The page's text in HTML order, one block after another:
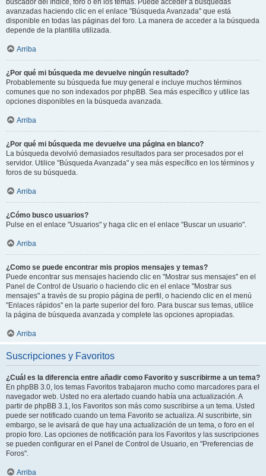
buscador del índice, foro o en los temas. Puede acceder a búsquedas
avanzadas haciendo clic en el enlace "Búsqueda Avanzada" que está
disponible en todas las páginas del foro. La manera de acceder a la búsqueda
depende de la plantilla utilizada.
Arriba
¿Por qué mi búsqueda me devuelve ningún resultado?
Probablemente su búsqueda fue muy general e incluye muchos términos
comunes que no son indexados por phpBB. Sea más específico y utilice las
opciones disponibles en la búsqueda avanzada.
Arriba
¿Por qué mi búsqueda me devuelve una página en blanco?
La búsqueda devolvió demasiados resultados para ser procesados por el
servidor. Utilice "Búsqueda Avanzada" y sea más específico en los términos y
foros de su búsqueda.
Arriba
¿Cómo busco usuarios?
Pulse en el enlace "Usuarios" y haga clic en el enlace "Buscar un usuario".
Arriba
¿Como se puede encontrar mis propios mensajes y temas?
Puede encontrar sus mensajes haciendo clic en "Mostrar sus mensajes" en el
Panel de Control de Usuario o haciendo clic en el enlace "Mostrar sus
mensajes" a través de su propio página de perfil, o haciendo clic en el menú
"Enlaces rápidos" en la parte superior del foro. Para buscar sus temas, utilice
la página de búsqueda avanzada y complete las opciones apropiadas.
Arriba
Suscripciones y Favoritos
¿Cuál es la diferencia entre añadir como Favorito y suscribirme a un tema?
En phpBB 3.0, los temas Favoritos trabajaron mucho como marcadores para el
navegador web. Usted no era alertado cuando había una actualización. A
partir de phpBB 3.1, los Favoritos son más como suscribirse a un tema. Usted
puede ser notificado cuando un tema Favorito se actualiza. Al suscribirte, sin
embargo, se le avisará de que hay una actualización de un tema, o foro en el
propio foro. Las opciones de notificación para los Favoritos y las suscripciones
se pueden configurar en el Panel de Control de Usuario, en "Preferencias de
Foros".
Arriba